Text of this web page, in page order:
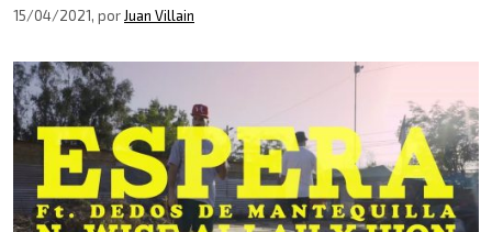
15/04/2021, por Juan Villain